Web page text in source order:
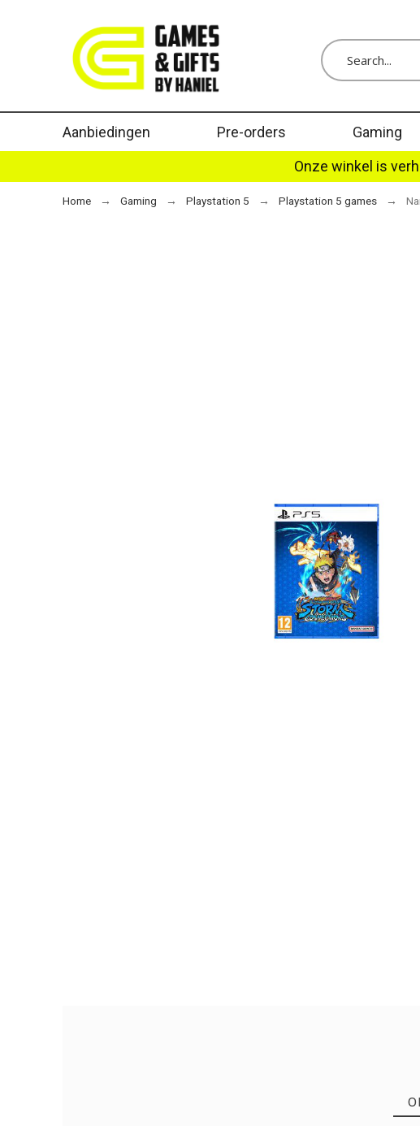
Aanbiedingen Pre-orders Gaming
Onze winkel is
Home Gaming Playstation 5 Playstation 5 games